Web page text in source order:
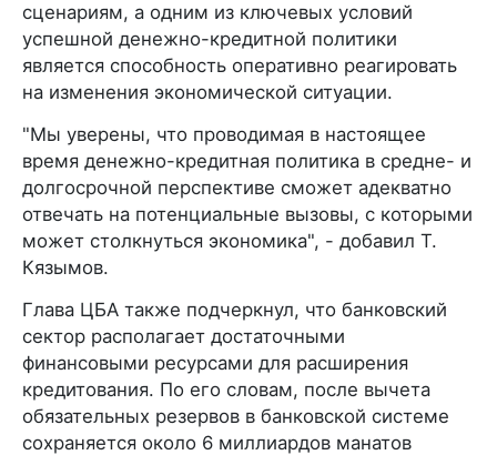
сценариям, а одним из ключевых условий
успешной денежно-кредитной политики
является способность оперативно реагировать
на изменения экономической ситуации.
"Мы уверены, что проводимая в настоящее
время денежно-кредитная политика в средне- и
долгосрочной перспективе сможет адекватно
отвечать на потенциальные вызовы, с которыми
может столкнуться экономика", - добавил Т.
Кязымов.
Глава ЦБА также подчеркнул, что банковский
сектор располагает достаточными
финансовыми ресурсами для расширения
кредитования. По его словам, после вычета
обязательных резервов в банковской системе
сохраняется около 6 миллиардов манатов